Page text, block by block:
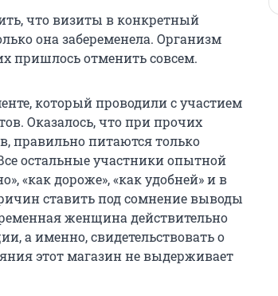
что визиты в конкретный
она забеременела. Организм
пришлось отменить совсем.
который проводили с участием
Оказалось, что при прочих
правильно питаются только
остальные участники опытной
«как дороже», «как удобней» и в
ставить под сомнение выводы
женщина действительно
а именно, свидетельствовать о
этот магазин не выдерживает